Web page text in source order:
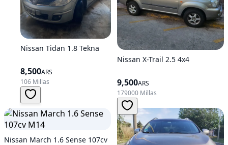
Nissan Tidan 1.8 Tekna
8,500ARS
106 Millas
Nissan X-Trail 2.5 4x4
9,500ARS
179000 Millas
Nissan March 1.6 Sense 107cv